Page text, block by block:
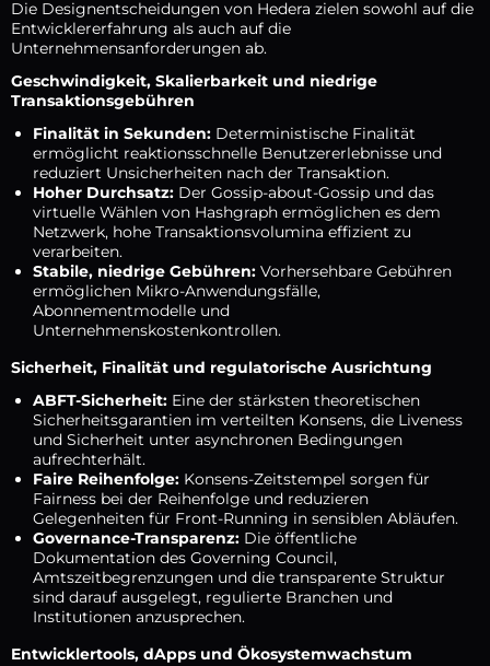
Die Designentscheidungen von Hedera zielen sowohl auf die
Entwicklererfahrung als auch auf die
Unternehmensanforderungen ab.
Geschwindigkeit, Skalierbarkeit und niedrige
Transaktionsgebühren
Finalität in Sekunden: Deterministische Finalität
ermöglicht reaktionsschnelle Benutzererlebnisse und
reduziert Unsicherheiten nach der Transaktion.
Hoher Durchsatz: Der Gossip-about-Gossip und das
virtuelle Wählen von Hashgraph ermöglichen es dem
Netzwerk, hohe Transaktionsvolumina effizient zu
verarbeiten.
Stabile, niedrige Gebühren: Vorhersehbare Gebühren
ermöglichen Mikro-Anwendungsfälle,
Abonnementmodelle und
Unternehmenskostenkontrollen.
Sicherheit, Finalität und regulatorische Ausrichtung
ABFT-Sicherheit: Eine der stärksten theoretischen
Sicherheitsgarantien im verteilten Konsens, die Liveness
und Sicherheit unter asynchronen Bedingungen
aufrechterhält.
Faire Reihenfolge: Konsens-Zeitstempel sorgen für
Fairness bei der Reihenfolge und reduzieren
Gelegenheiten für Front-Running in sensiblen Abläufen.
Governance-Transparenz: Die öffentliche
Dokumentation des Governing Council,
Amtszeitbegrenzungen und die transparente Struktur
sind darauf ausgelegt, regulierte Branchen und
Institutionen anzusprechen.
Entwicklertools, dApps und Ökosystemwachstum